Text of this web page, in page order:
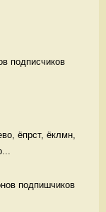
подписчиков
ёпрст, ёклмн,
подпишчиков